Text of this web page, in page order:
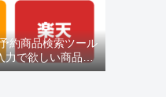
約商品検索ツール
力で欲しい商品を
ェック